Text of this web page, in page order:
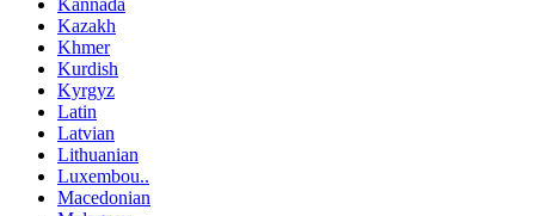
Kannada
Kazakh
Khmer
Kurdish
Kyrgyz
Latin
Latvian
Lithuanian
Luxembou..
Macedonian